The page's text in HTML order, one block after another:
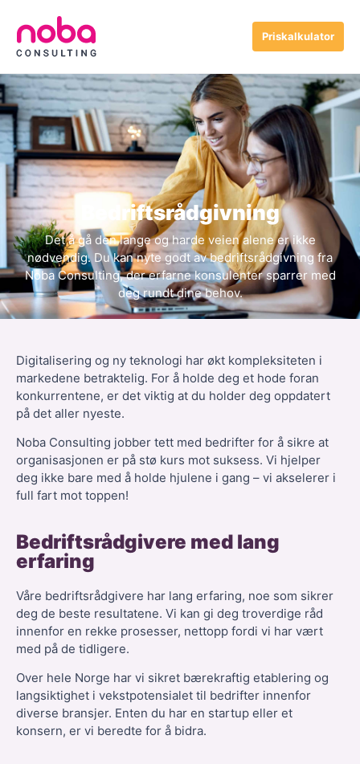
Priskalkulator
Bedriftsrådgivning
Det å gå den lange og harde veien alene er ikke
nødvendig. Du kan nyte godt av bedriftsrådgivning fra
Noba Consulting, der erfarne konsulenter sparrer med
deg rundt dine behov.
Digitalisering og ny teknologi har økt kompleksiteten i
markedene betraktelig. For å holde deg et hode foran
konkurrentene, er det viktig at du holder deg oppdatert
på det aller nyeste.
Noba Consulting jobber tett med bedrifter for å sikre at
organisasjonen er på stø kurs mot suksess. Vi hjelper
deg ikke bare med å holde hjulene i gang – vi akselerer i
full fart mot toppen!
Bedriftsrådgivere med lang
erfaring
Våre bedriftsrådgivere har lang erfaring, noe som sikrer
deg de beste resultatene. Vi kan gi deg troverdige råd
innenfor en rekke prosesser, nettopp fordi vi har vært
med på de tidligere.
Over hele Norge har vi sikret bærekraftig etablering og
langsiktighet i vekstpotensialet til bedrifter innenfor
diverse bransjer. Enten du har en startup eller et
konsern, er vi beredte for å bidra.